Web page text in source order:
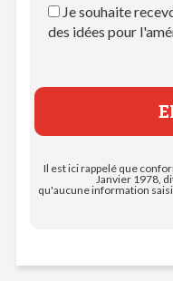
Je souhaite
des idées pour
Il est ici rappelé que
Janvier 1978,
qu'aucune information